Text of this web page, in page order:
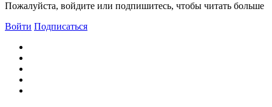
Пожалуйста, войдите или подпишитесь, чтобы читать больше
Войти Подписаться